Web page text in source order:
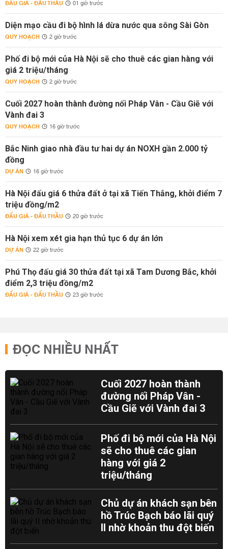
ĐẤU GIÁ - ĐẤU THẦU 01 giờ trước
Diện mạo cầu đi bộ hình lá dừa nước qua sông Sài Gòn
QUY HOẠCH 2 giờ trước
Phố đi bộ mới của Hà Nội sẽ cho thuê các gian hàng với
giá 2 triệu/tháng
QUY HOẠCH 2 giờ trước
Cuối 2027 hoàn thành đường nối Pháp Vân - Cầu Giẽ với
Vành đai 3
QUY HOẠCH 16 giờ trước
Bắc Ninh giao nhà đầu tư hai dự án NOXH gần 2.000 tỷ
đồng
DỰ ÁN 16 giờ trước
Hà Nội đấu giá 6 thửa đất ở tại xã Tiến Thắng, khởi điểm 7
triệu đồng/m2
ĐẤU GIÁ - ĐẤU THẦU 20 giờ trước
Hà Nội xem xét gia hạn thủ tục 6 dự án lớn
DỰ ÁN 22 giờ trước
Phú Thọ đấu giá 30 thửa đất tại xã Tam Dương Bắc, khởi
điểm 2,3 triệu đồng/m2
ĐẤU GIÁ - ĐẤU THẦU 23 giờ trước
ĐỌC NHIỀU NHẤT
Cuối 2027 hoàn thành
đường nối Pháp Vân -
Cầu Giẽ với Vành đai 3
Phố đi bộ mới của Hà Nội
sẽ cho thuê các gian
hàng với giá 2
triệu/tháng
Chủ dự án khách sạn bên
hồ Trúc Bạch báo lãi quý
II nhờ khoản thu đột biến